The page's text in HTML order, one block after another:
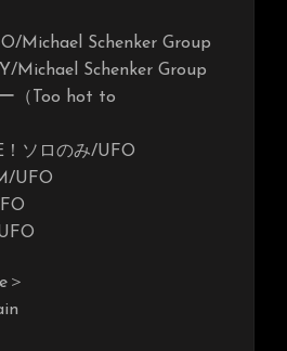
Michael Schenker Group
Michael Schenker Group
（Too hot to
ソロのみ/UFO
UFO
＞